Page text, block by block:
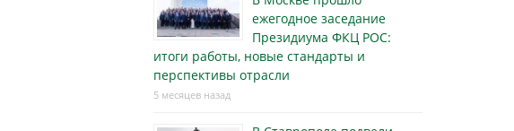
ежегодное заседание
Президиума ФКЦ РОС:
итоги работы, новые стандарты и
перспективы отрасли
5 месяцев назад